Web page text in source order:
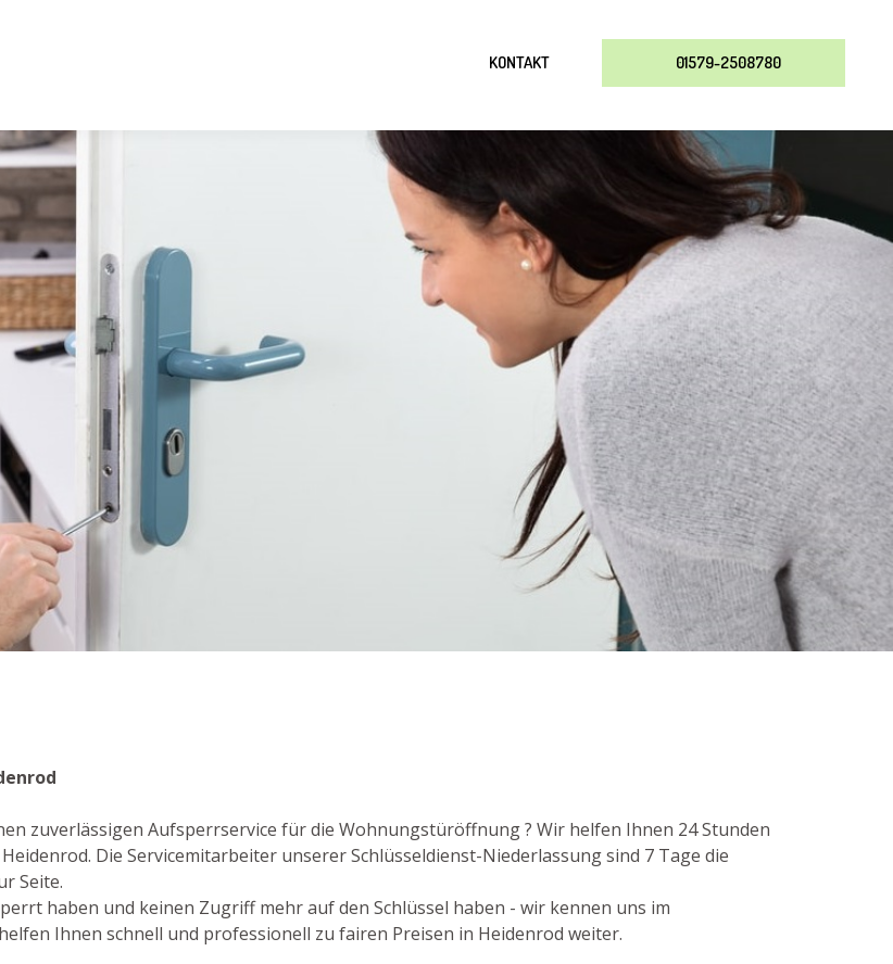
KONTAKT 01579-2508780
zuverlässigen Aufsperrservice für die Wohnungstüröffnung ? Wir helfen Ihnen 24 Stunden
Die Servicemitarbeiter unserer Schlüsseldienst-Niederlassung sind 7 Tage die
Seite.
haben und keinen Zugriff mehr auf den Schlüssel haben - wir kennen uns im
Ihnen schnell und professionell zu fairen Preisen in Heidenrod weiter.